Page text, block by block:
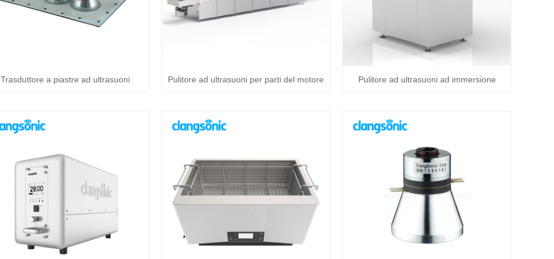
Trasduttore a piastre ad ultrasuoni Pulitore ad ultrasuoni per parti del motore Pulitore ad ultrasuoni ad immersione